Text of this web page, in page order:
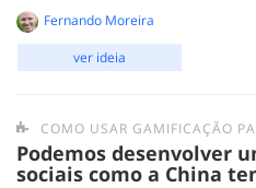
Fernando Moreira
ver ideia
COMO USAR GAMIFICAÇÃO PARA ENCORAJAR O AUTO-ISOLAMENTO E
Podemos desenvolver
sociais como a China